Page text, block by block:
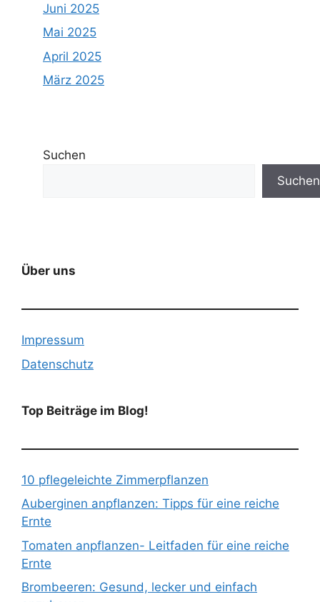
Juni 2025
Mai 2025
April 2025
März 2025
Suchen
Suchen
Über uns
Impressum
Datenschutz
Top Beiträge im Blog!
10 pflegeleichte Zimmerpflanzen
Auberginen anpflanzen: Tipps für eine reiche
Ernte
Tomaten anpflanzen- Leitfaden für eine reiche
Ernte
Brombeeren: Gesund, lecker und einfach